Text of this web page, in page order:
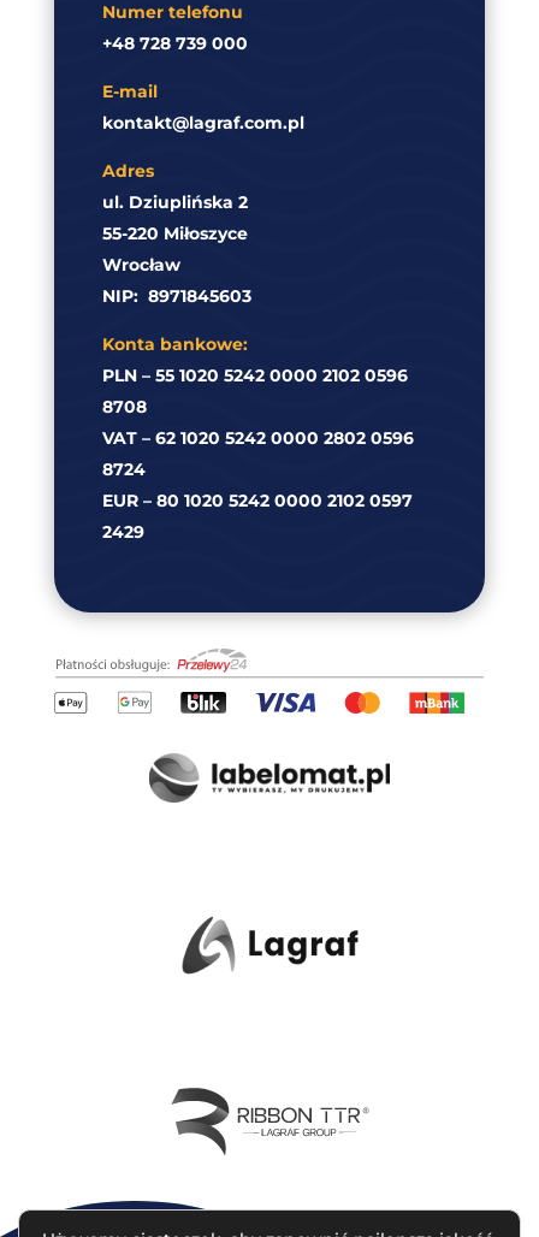
Numer telefonu
+48 728 739 000
E-mail
kontakt@lagraf.com.pl
Adres
ul. Dziuplińska 2
55-220 Miłoszyce
Wrocław
NIP: 8971845603
Konta bankowe:
PLN – 55 1020 5242 0000 2102 0596
8708
VAT – 62 1020 5242 0000 2802 0596
8724
EUR – 80 1020 5242 0000 2102 0597
2429